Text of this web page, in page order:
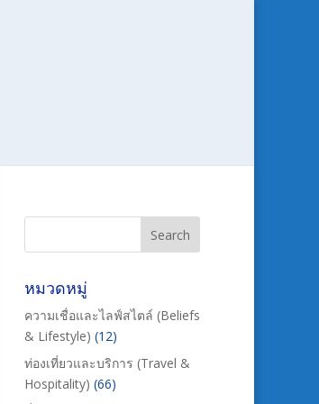
หมวดหมู่
ความเชื่อและไลฟ์สไตล์ (Beliefs
& Lifestyle) (12)
ท่องเที่ยวและบริการ (Travel &
Hospitality) (66)